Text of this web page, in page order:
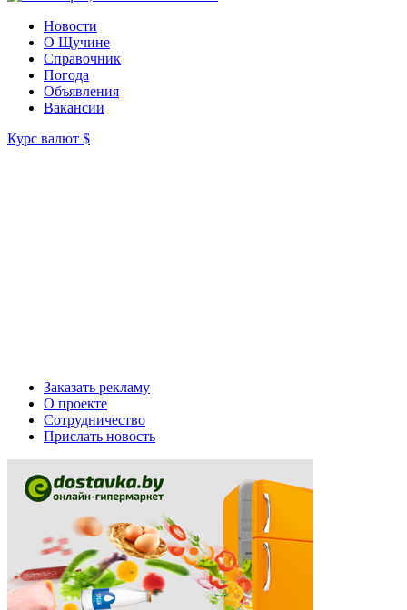
Новости
О Щучине
Справочник
Погода
Объявления
Вакансии
Курс валют $
Заказать рекламу
О проекте
Сотрудничество
Прислать новость